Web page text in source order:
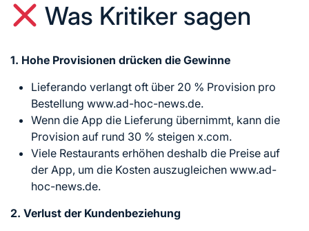
Was Kritiker sagen
1. Hohe Provisionen drücken die Gewinne
Lieferando verlangt oft über 20 % Provision pro
Bestellung www.ad-hoc-news.de.
Wenn die App die Lieferung übernimmt, kann die
Provision auf rund 30 % steigen x.com.
Viele Restaurants erhöhen deshalb die Preise auf
der App, um die Kosten auszugleichen www.ad-
hoc-news.de.
2. Verlust der Kundenbeziehung